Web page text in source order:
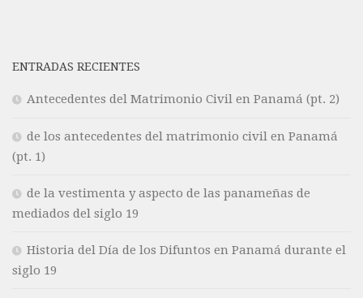
ENTRADAS RECIENTES
Antecedentes del Matrimonio Civil en Panamá (pt. 2)
de los antecedentes del matrimonio civil en Panamá
(pt. 1)
de la vestimenta y aspecto de las panameñas de
mediados del siglo 19
Historia del Día de los Difuntos en Panamá durante el
siglo 19